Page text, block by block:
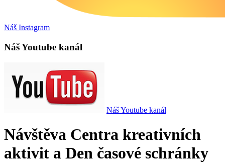
Náš Instagram
Náš Youtube kanál
Náš Youtube kanál
Návštěva Centra kreativních
aktivit a Den časové schránky